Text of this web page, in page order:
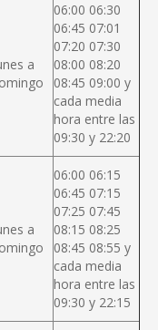
a
06:00 06:30
06:45 07:01
07:20 07:30
08:00 08:20
08:45 09:00 y
cada media
hora entre las
09:30 y 22:20
a
06:00 06:15
06:45 07:15
07:25 07:45
08:15 08:25
08:45 08:55 y
cada media
hora entre las
09:30 y 22:15